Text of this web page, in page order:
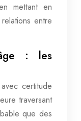
mettant en
entre
: les
certitude
traversant
que des